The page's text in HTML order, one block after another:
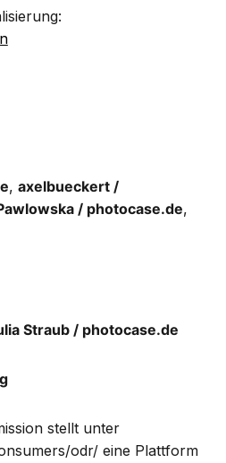
, axelbueckert /
/ photocase.de,
Straub / photocase.de
stellt unter
odr/ eine Plattform